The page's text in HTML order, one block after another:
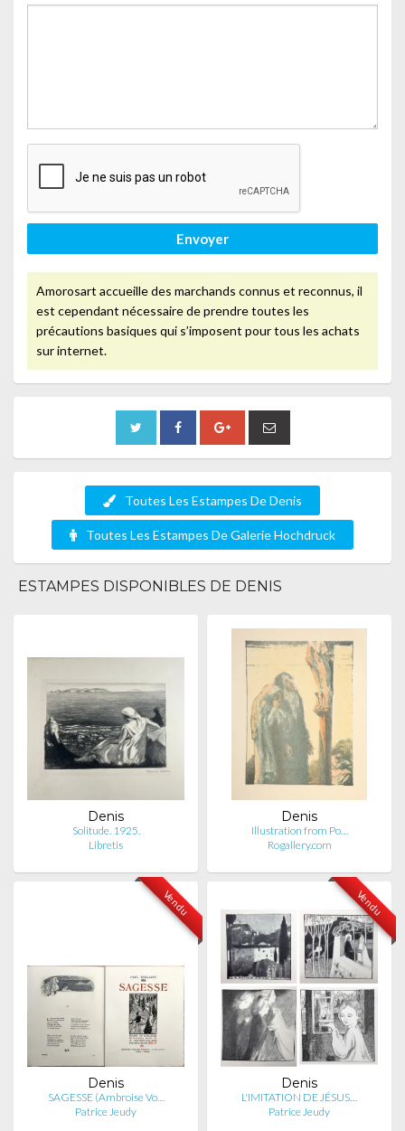
Envoyer
Amorosart accueille des marchands connus et reconnus, il
est cependant nécessaire de prendre toutes les
précautions basiques qui s’imposent pour tous les achats
sur internet.
Toutes Les Estampes De Denis
Toutes Les Estampes De Galerie Hochdruck
ESTAMPES DISPONIBLES DE DENIS
Denis
Solitude. 1925.
Libretis
Denis
Illustration from Po…
Rogallery.com
Vendu
Denis
SAGESSE (Ambroise Vo…
Patrice Jeudy
Vendu
Denis
L'IMITATION DE JÉSUS…
Patrice Jeudy